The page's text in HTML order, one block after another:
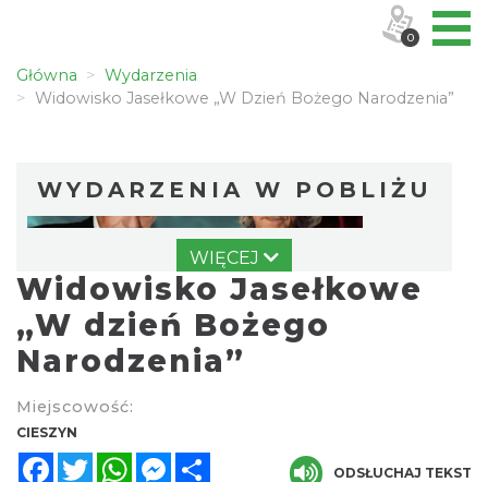
Główna
Wydarzenia
Widowisko Jasełkowe „W Dzień Bożego Narodzenia”
WYDARZENIA W POBLIŻU
Cieszyn
0.00 km
WIĘCEJ
Widowisko Jasełkowe
„W dzień Bożego
Narodzenia”
Miejscowość:
CIESZYN
FacebookTwitterWhatsAppMessenger
ODSŁUCHAJ TEKST
0